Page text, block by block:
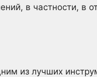
в частности, в
из лучших